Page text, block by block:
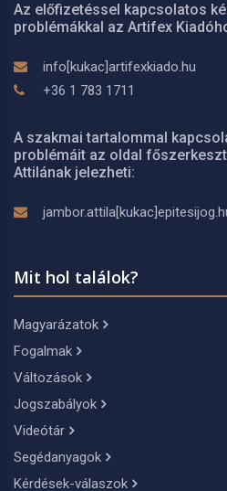
Az előfizetéssel kapcsolatos
problémákkal az Artifex
info[kukac]artifexkiado.hu
+36 1 783 1711
A szakmai tartalommal
problémáit az oldal
Attilának jelezheti:
Mit hol találok?
Magyarázatok
Fogalmak
Változások
Jogszabályok
Videótár
Segédanyagok
Kérdések-válaszok